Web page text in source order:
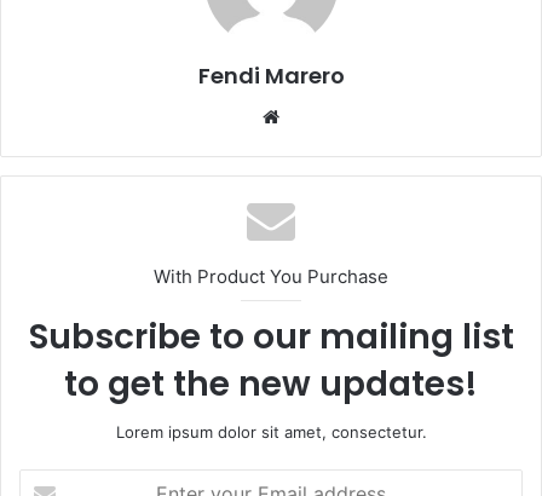
Fendi Marero
With Product You Purchase
Subscribe to our mailing list
to get the new updates!
Lorem ipsum dolor sit amet, consectetur.